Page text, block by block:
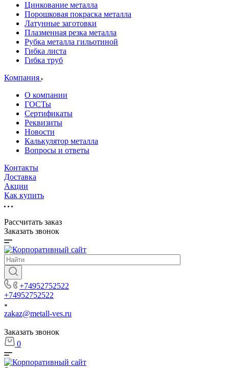
Цинкование металла
Порошковая покраска металла
Латунные заготовки
Плазменная резка металла
Рубка металла гильотиной
Гибка листа
Гибка труб
Компания
О компании
ГОСТы
Сертификаты
Реквизиты
Новости
Калькулятор металла
Вопросы и ответы
Контакты
Доставка
Акции
Как купить
Рассчитать заказ
Заказать звонок
+74952752522
+74952752522
zakaz@metall-ves.ru
Заказать звонок
0